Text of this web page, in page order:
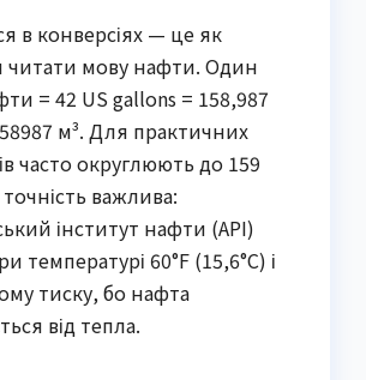
в конверсіях — це як
читати мову нафти. Один
= 42 US gallons = 158,987
м³. Для практичних
часто округлюють до 159
точність важлива:
інститут нафти (API)
температурі 60°F (15,6°C) і
тиску, бо нафта
від тепла.